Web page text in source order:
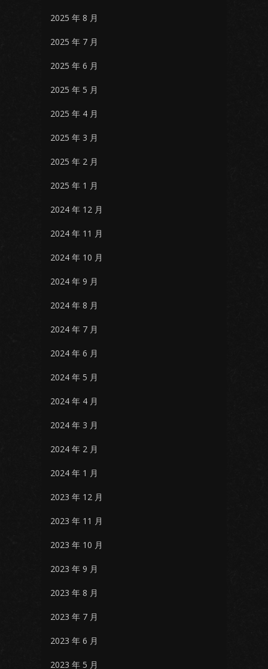
2025 年 8 月
2025 年 7 月
2025 年 6 月
2025 年 5 月
2025 年 4 月
2025 年 3 月
2025 年 2 月
2025 年 1 月
2024 年 12 月
2024 年 11 月
2024 年 10 月
2024 年 9 月
2024 年 8 月
2024 年 7 月
2024 年 6 月
2024 年 5 月
2024 年 4 月
2024 年 3 月
2024 年 2 月
2024 年 1 月
2023 年 12 月
2023 年 11 月
2023 年 10 月
2023 年 9 月
2023 年 8 月
2023 年 7 月
2023 年 6 月
2023 年 5 月